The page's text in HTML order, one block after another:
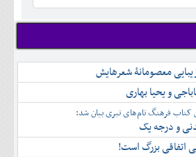
معصومانۀ شعرهایش
و یحیا بهاری
فرهنگ نام‌های تبری بیان شد:
و درجه یک
اتفاقی بزرگ است!